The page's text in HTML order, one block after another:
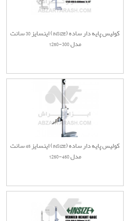
کولیس پایه دار ساده (INSIZE) اینسایز 30 سانت
مدل 300-1250
کولیس پایه دار ساده (INSIZE) اینسایز 45 سانت
مدل 450-1250